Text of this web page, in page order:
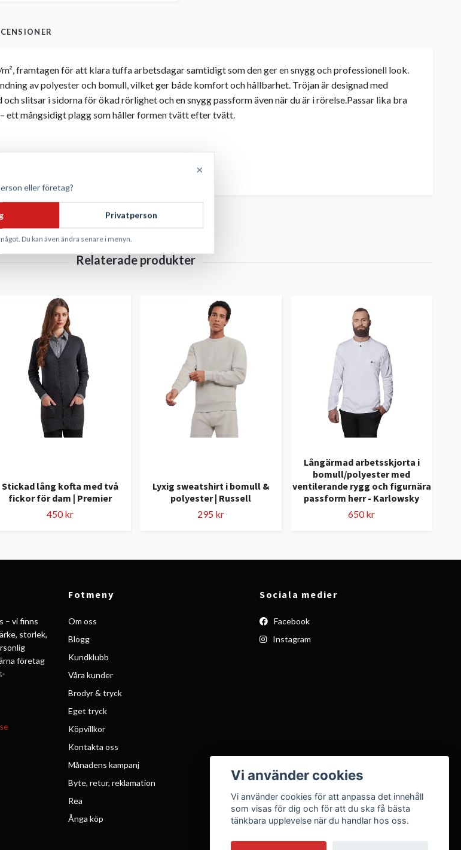
framtagen för att klara tuffa arbetsdagar samtidigt som den ger en snygg och professionell look.
av polyester och bomull, vilket ger både komfort och hållbarhet. Tröjan är designad med
slitsar i sidorna för ökad rörlighet och en snygg passform även när du är i rörelse.Passar lika bra
ett mångsidigt plagg som håller formen tvätt efter tvätt.
Stickad lång kofta med två
fickor för dam | Premier
450 kr
Lyxig sweatshirt i bomull &
polyester | Russell
295 kr
Långärmad arbetsskjorta i
bomull/polyester med
ventilerande rygg och figurnära
passform herr - Karlowsky
650 kr
– vi finns
storlek,
företag
Fotmeny
Om oss
Blogg
Kundklubb
Våra kunder
Brodyr & tryck
Eget tryck
Köpvillkor
Kontakta oss
Månadens kampanj
Byte, retur, reklamation
Rea
Ånga köp
Sociala medier
Facebook
Instagram
Vi använder cookies
Vi använder cookies för att anpassa det innehåll
som visas för dig och för att du ska få bästa
tänkbara upplevelse när du handlar hos oss.
×
eller företag?
Privatperson
Du kan även ändra senare i menyn.